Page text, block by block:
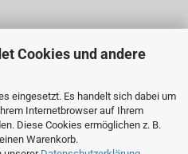
Cookies und andere
eingesetzt. Es handelt sich dabei um
Internetbrowser auf Ihrem
Diese Cookies ermöglichen z. B.
Warenkorb.